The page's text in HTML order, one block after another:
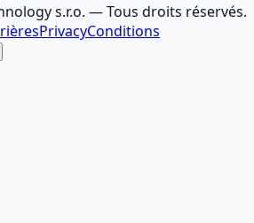
s.r.o. — Tous droits réservés.
PrivacyConditions